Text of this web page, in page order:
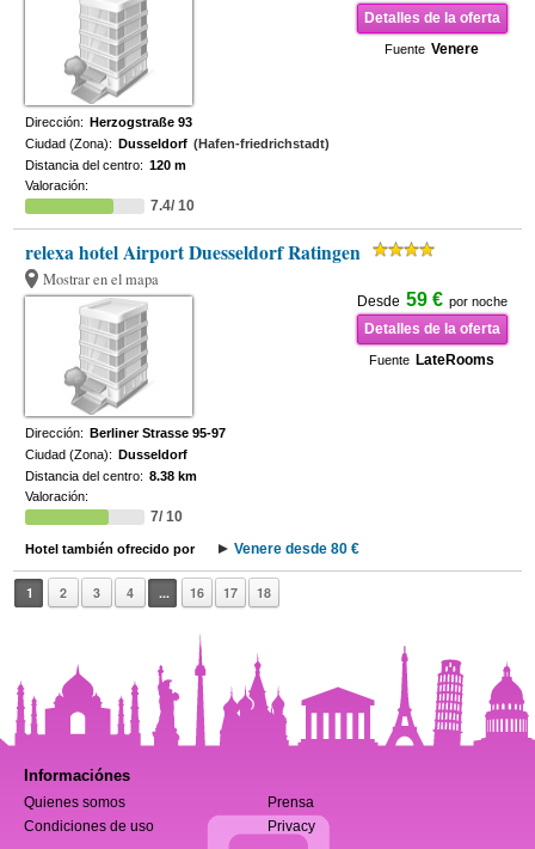
Detalles de la oferta
Fuente Venere
Dirección: Herzogstraße 93
Ciudad (Zona): Dusseldorf (Hafen-friedrichstadt)
Distancia del centro: 120 m
Valoración:
7.4/ 10
relexa hotel Airport Duesseldorf Ratingen
Mostrar en el mapa
Desde 59 € por noche
Detalles de la oferta
Fuente LateRooms
Dirección: Berliner Strasse 95-97
Ciudad (Zona): Dusseldorf
Distancia del centro: 8.38 km
Valoración:
7/ 10
Hotel también ofrecido por Venere desde 80 €
1 2 3 4 ... 16 17 18
Informaciónes
Quienes somos
Prensa
Condiciones de uso
Privacy